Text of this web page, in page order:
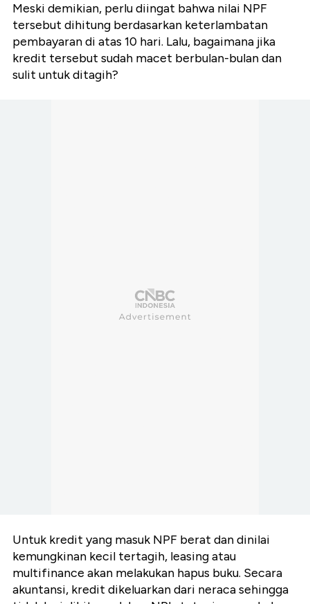
Meski demikian, perlu diingat bahwa nilai NPF
tersebut dihitung berdasarkan keterlambatan
pembayaran di atas 10 hari. Lalu, bagaimana jika
kredit tersebut sudah macet berbulan-bulan dan
sulit untuk ditagih?
Untuk kredit yang masuk NPF berat dan dinilai
kemungkinan kecil tertagih, leasing atau
multifinance akan melakukan hapus buku. Secara
akuntansi, kredit dikeluarkan dari neraca sehingga